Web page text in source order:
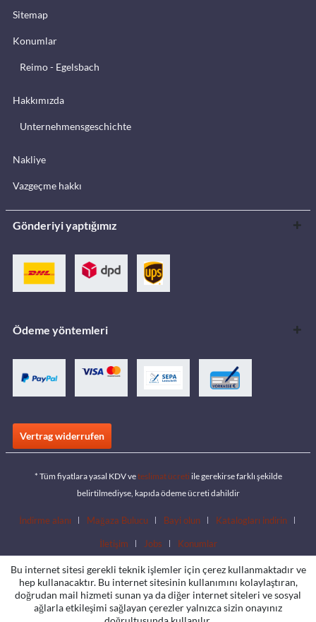
Sitemap
Konumlar
Reimo - Egelsbach
Hakkımızda
Unternehmensgeschichte
Nakliye
Vazgeçme hakkı
Gönderiyi yaptığımız
Ödeme yöntemleri
Vertrag widerrufen
* Tüm fiyatlara yasal KDV veteslimat ücreti ile gerekirse farklı şekilde
belirtilmediyse, kapıda ödeme ücreti dahildir
İndirme alanı Mağaza Bulucu Bayi olun Katalogları indirin
İletişim Jobs Konumlar
Bu internet sitesi gerekli teknik işlemler için çerez kullanmaktadır ve
hep kullanacaktır. Bu internet sitesinin kullanımını kolaylaştıran,
doğrudan mail hizmeti sunan ya da diğer internet siteleri ve sosyal
ağlarla etkileşimi sağlayan çerezler yalnızca sizin onayınız